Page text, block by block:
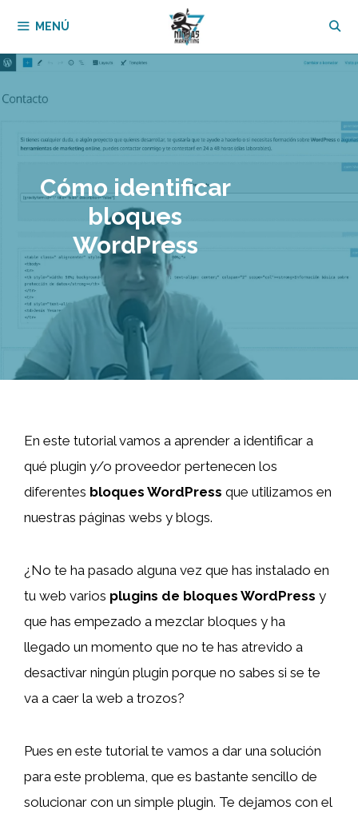
contenido
MENÚ
Cómo identificar
bloques
WordPress
En este tutorial vamos a aprender a identificar a
qué plugin y/o proveedor pertenecen los
diferentes bloques WordPress que utilizamos en
nuestras páginas webs y blogs.
¿No te ha pasado alguna vez que has instalado en
tu web varios plugins de bloques WordPress y
que has empezado a mezclar bloques y ha
llegado un momento que no te has atrevido a
desactivar ningún plugin porque no sabes si se te
va a caer la web a trozos?
Pues en este tutorial te vamos a dar una solución
para este problema, que es bastante sencillo de
solucionar con un simple plugin. Te dejamos con el